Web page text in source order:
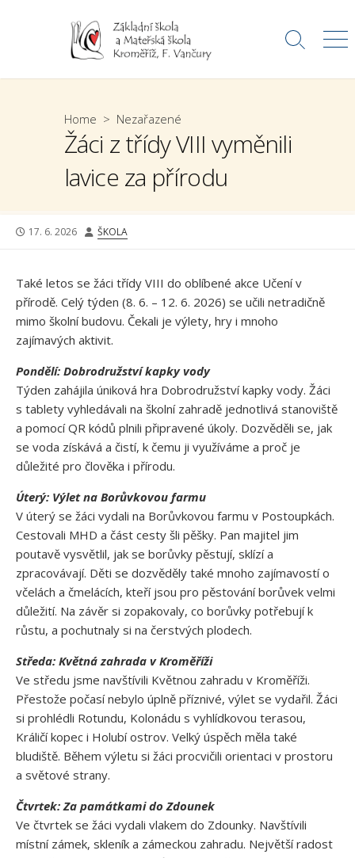
Search
Home > Nezařazené
Žáci z třídy VIII vyměnili
lavice za přírodu
PUBLISHED
17. 6. 2026 AUTHOR
ŠKOLA
Také letos se žáci třídy VIII do oblíbené akce Učení v
přírodě. Celý týden (8. 6. – 12. 6. 2026) se učili netradičně
mimo školní budovu. Čekali je výlety, hry i mnoho
zajímavých aktivit.
Pondělí: Dobrodružství kapky vody
Týden zahájila úniková hra Dobrodružství kapky vody. Žáci
s tablety vyhledávali na školní zahradě jednotlivá stanoviště
a pomocí QR kódů plnili připravené úkoly. Dozvěděli se, jak
se voda získává a čistí, k čemu ji využíváme a proč je
důležité pro člověka i přírodu.
Úterý: Výlet na Borůvkovou farmu
V úterý se žáci vydali na Borůvkovou farmu v Postoupkách.
Cestovali MHD a část cesty šli pěšky. Pan majitel jim
poutavě vysvětlil, jak se borůvky pěstují, sklízí a
zpracovávají. Děti se dozvěděly také mnoho zajímavostí o
včelách a čmelácích, kteří jsou pro pěstování borůvek velmi
důležití. Na závěr si zopakovaly, co borůvky potřebují k
růstu, a pochutnaly si na čerstvých plodech.
Středa: Květná zahrada v Kroměříži
Ve středu jsme navštívili Květnou zahradu v Kroměříži.
Přestože počasí nebylo úplně příznivé, výlet se vydařil. Žáci
si prohlédli Rotundu, Kolonádu s vyhlídkovou terasou,
Králičí kopec i Holubí ostrov. Velký úspěch měla také
bludiště. Během výletu si žáci procvičili orientaci v prostoru
a světové strany.
Čtvrtek: Za památkami do Zdounek
Ve čtvrtek se žáci vydali vlakem do Zdounky. Navštívili
místní zámek, skleník a zámeckou zahradu. Největší radost